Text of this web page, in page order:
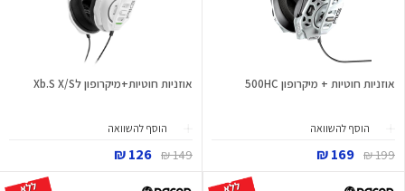
אוזניות חוטיות + מיקרופון 500HC
הוסף להשוואה
199 ₪
169 ₪
אוזניות חוטיות+מיקרופון לXb.S X/S
הוסף להשוואה
149 ₪
126 ₪